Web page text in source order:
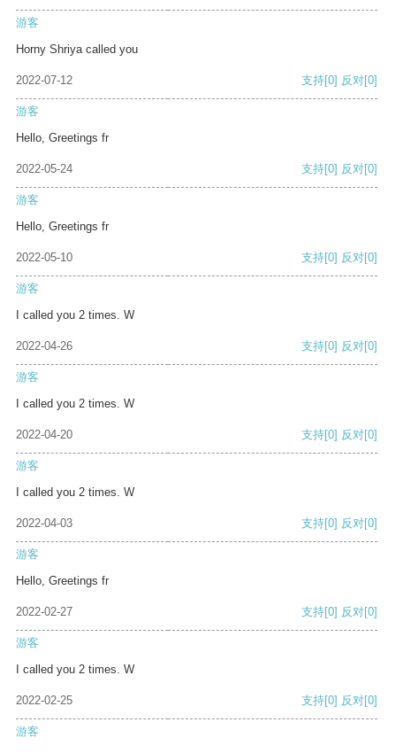
游客
Horny Shriya called you
2022-07-12 支持[0] 反对[0]
游客
Hello, Greetings fr
2022-05-24 支持[0] 反对[0]
游客
Hello, Greetings fr
2022-05-10 支持[0] 反对[0]
游客
I called you 2 times. W
2022-04-26 支持[0] 反对[0]
游客
I called you 2 times. W
2022-04-20 支持[0] 反对[0]
游客
I called you 2 times. W
2022-04-03 支持[0] 反对[0]
游客
Hello, Greetings fr
2022-02-27 支持[0] 反对[0]
游客
I called you 2 times. W
2022-02-25 支持[0] 反对[0]
游客